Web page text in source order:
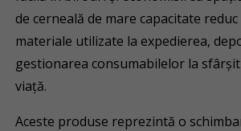
de cerneală de mare capacitate
materiale utilizate la expedierea,
gestionarea consumabilelor la
viață.
Aceste produse reprezintă o